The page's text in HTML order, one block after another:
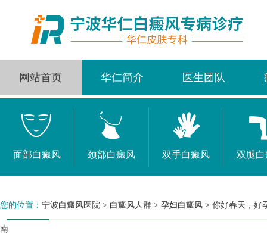
网站首页 华仁简介 医生团队
面部白癜风 颈部白癜风 双手白癜风 双腿
您的位置： 宁波白癜风医院 > 白癜风人群 > 孕妇白癜风 > 你好春天，好
南